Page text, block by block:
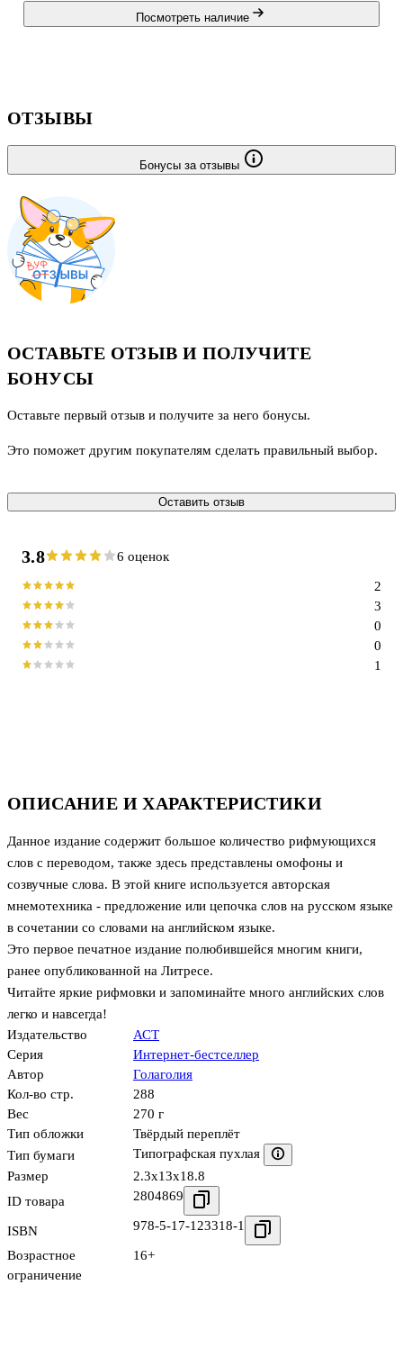
Посмотреть наличие
ОПИСАНИЕ И ХАРАКТЕРИСТИКИ
Данное издание содержит большое количество рифмующихся
слов с переводом, также здесь представлены омофоны и
созвучные слова. В этой книге используется авторская
мнемотехника - предложение или цепочка слов на русском языке
в сочетании со словами на английском языке.
Это первое печатное издание полюбившейся многим книги,
ранее опубликованной на Литресе.
Читайте яркие рифмовки и запоминайте много английских слов
легко и навсегда!
Издательство
АСТ
Серия
Интернет-бестселлер
Автор
Голаголия
Кол-во стр.
288
Вес
270 г
Тип обложки
Твёрдый переплёт
Тип бумаги
Типографская пухлая
Размер
2.3x13x18.8
ID товара
2804869
ISBN 978-5-17-123318-1
Возрастное
ограничение
16+
ОТЗЫВЫ
Бонусы за отзывы
ОСТАВЬТЕ ОТЗЫВ И ПОЛУЧИТЕ
БОНУСЫ
Оставьте первый отзыв и получите за него бонусы.
Это поможет другим покупателям сделать правильный выбор.
Оставить отзыв
3.8 6 оценок
1
0
0
3
2